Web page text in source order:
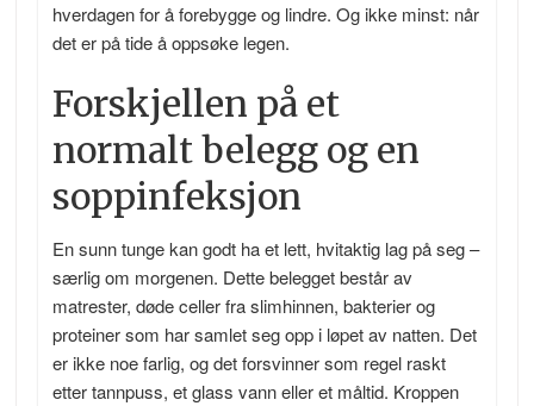
hverdagen for å forebygge og lindre. Og ikke minst: når
det er på tide å oppsøke legen.
Forskjellen på et
normalt belegg og en
soppinfeksjon
En sunn tunge kan godt ha et lett, hvitaktig lag på seg –
særlig om morgenen. Dette belegget består av
matrester, døde celler fra slimhinnen, bakterier og
proteiner som har samlet seg opp i løpet av natten. Det
er ikke noe farlig, og det forsvinner som regel raskt
etter tannpuss, et glass vann eller et måltid. Kroppen